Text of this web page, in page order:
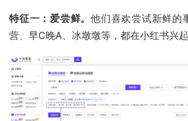
特征一：爱尝鲜。 他们喜欢尝试新鲜的
营、早C晚A、 冰墩墩等，都在小红书兴起